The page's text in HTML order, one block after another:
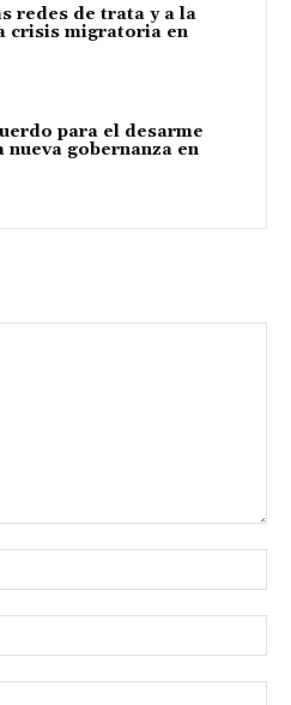
redes de trata y a la
crisis migratoria en
para el desarme
gobernanza en